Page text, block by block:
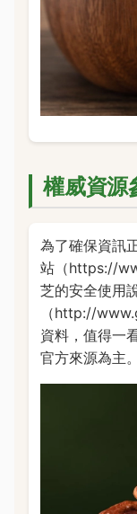
權威資源
為了確保資訊
站（https://
芝的安全使用
（http://
資料，值得一
官方來源為主。